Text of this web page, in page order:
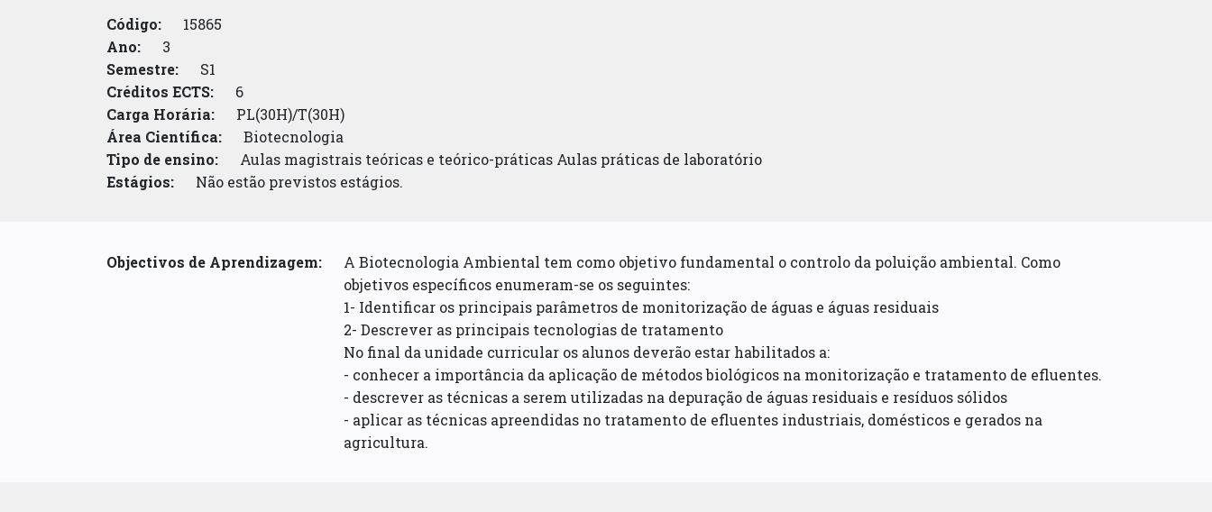
Código:
15865
Ano:
3
Semestre:
S1
Créditos ECTS:
6
Carga Horária:
PL(30H)/T(30H)
Área Científica:
Biotecnologia
Tipo de ensino:
Aulas magistrais teóricas e teórico-práticas Aulas práticas de laboratório
Estágios:
Não estão previstos estágios.
Objectivos de Aprendizagem:
A Biotecnologia Ambiental tem como objetivo fundamental o controlo da poluição ambiental. Como
objetivos específicos enumeram-se os seguintes:
1- Identificar os principais parâmetros de monitorização de águas e águas residuais
2- Descrever as principais tecnologias de tratamento
No final da unidade curricular os alunos deverão estar habilitados a:
- conhecer a importância da aplicação de métodos biológicos na monitorização e tratamento de efluentes.
- descrever as técnicas a serem utilizadas na depuração de águas residuais e resíduos sólidos
- aplicar as técnicas apreendidas no tratamento de efluentes industriais, domésticos e gerados na
agricultura.